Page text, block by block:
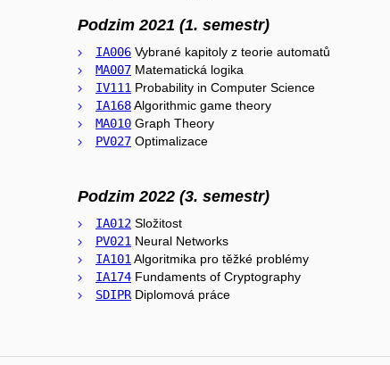
Podzim 2021 (1. semestr)
IA006 Vybrané kapitoly z teorie automatů
MA007 Matematická logika
IV111 Probability in Computer Science
IA168Algorithmic game theory
MA010 Graph Theory
PV027 Optimalizace
Podzim 2022 (3. semestr)
IA012 Složitost
PV021 Neural Networks
IA101 Algoritmika pro těžké problémy
IA174 Fundaments of Cryptography
SDIPR Diplomová práce